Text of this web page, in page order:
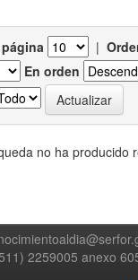
|
En orden
no ha producido
2259005 anexo